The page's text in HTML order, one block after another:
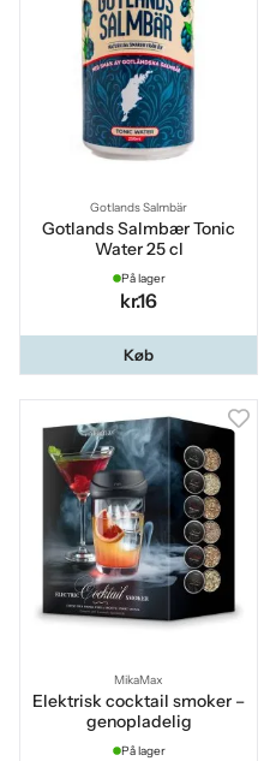
Gotlands Salmbär
Gotlands Salmbær Tonic
Water 25 cl
På lager
kr.16
Køb
MikaMax
Elektrisk cocktail smoker –
genopladelig
På lager